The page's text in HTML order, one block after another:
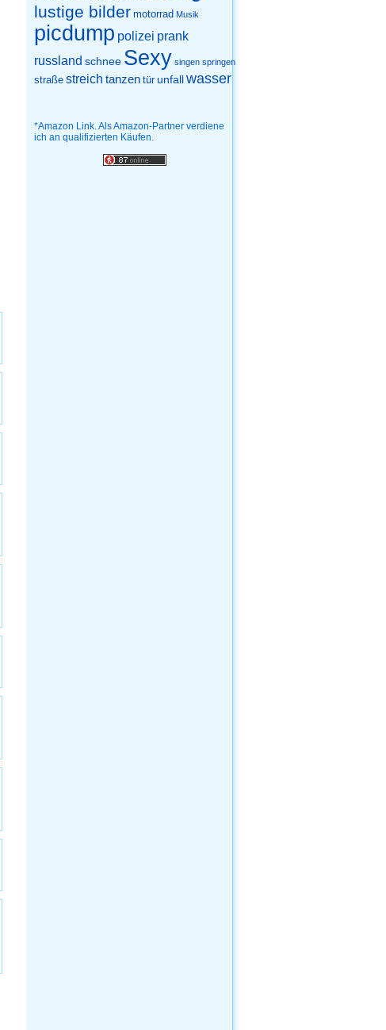
lustige bilder motorrad Musik
picdump polizei prank
russland schnee Sexy singen springen
straße streich tanzen tür unfallwasser
*Amazon Link. Als Amazon-Partner verdiene
ich an qualifizierten Käufen.